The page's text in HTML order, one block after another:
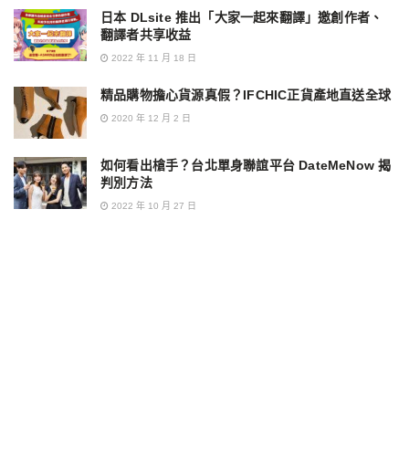
日本 DLsite 推出「大家一起來翻譯」邀創作者、
翻譯者共享收益
2022 年 11 月 18 日
精品購物擔心貨源真假？IFCHIC正貨產地直送全球
2020 年 12 月 2 日
如何看出槍手？台北單身聯誼平台 DateMeNow 揭
判別方法
2022 年 10 月 27 日